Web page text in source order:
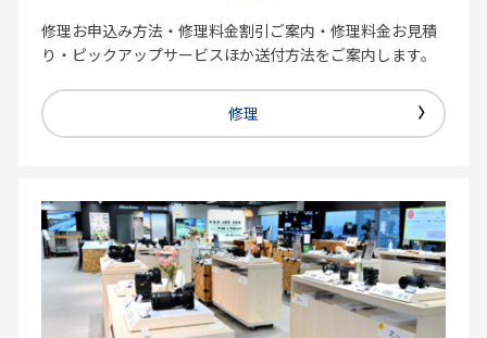
修理お申込み方法・修理料金割引ご案内・修理料金お見積
り・ピックアップサービスほか送付方法をご案内します。
修理